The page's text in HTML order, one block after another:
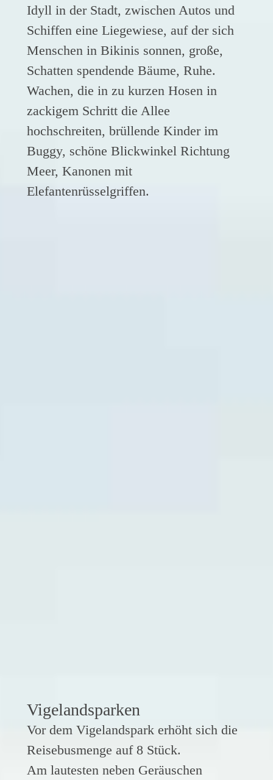
Idyll in der Stadt, zwischen Autos und
Schiffen eine Liegewiese, auf der sich
Menschen in Bikinis sonnen, große,
Schatten spendende Bäume, Ruhe.
Wachen, die in zu kurzen Hosen in
zackigem Schritt die Allee
hochschreiten, brüllende Kinder im
Buggy, schöne Blickwinkel Richtung
Meer, Kanonen mit
Elefantenrüsselgriffen.
Vigelandsparken
Vor dem Vigelandspark erhöht sich die
Reisebusmenge auf 8 Stück.
Am lautesten neben Geräuschen